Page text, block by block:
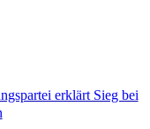
erklärt Sieg bei